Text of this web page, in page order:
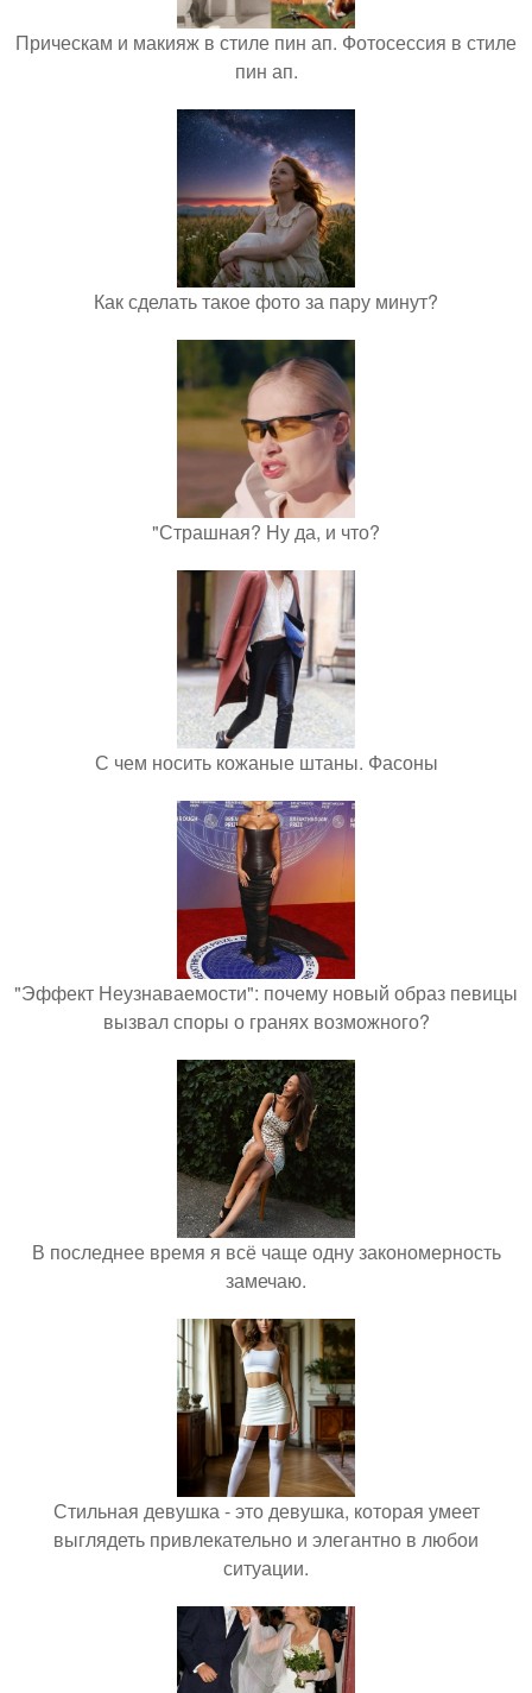
Прическам и макияж в стиле пин ап. Фотосессия в стиле
пин ап.
Как сделать такое фото за пару минут?
"Страшная? Ну да, и что?
С чем носить кожаные штаны. Фасоны
"Эффект Неузнаваемости": почему новый образ певицы
вызвал споры о гранях возможного?
В последнее время я всё чаще одну закономерность
замечаю.
Стильная девушка - это девушка, которая умеет
выглядеть привлекательно и элегантно в любои
ситуации.